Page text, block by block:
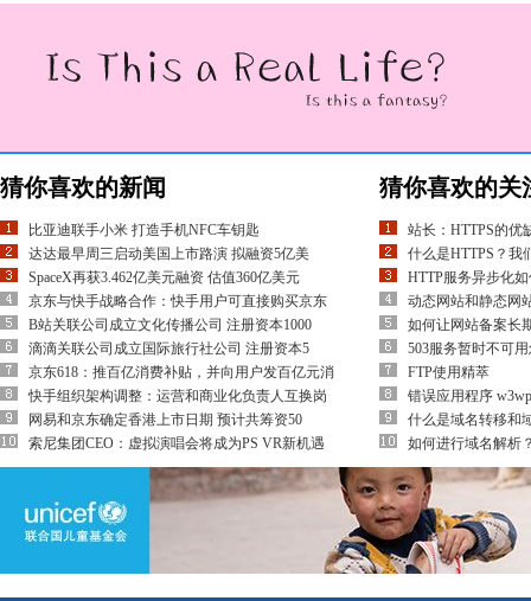
猜你喜欢的新闻
比亚迪联手小米 打造手机NFC车钥匙
达达最早周三启动美国上市路演 拟融资5亿美
SpaceX再获3.462亿美元融资 估值360亿美元
京东与快手战略合作：快手用户可直接购买京东
B站关联公司成立文化传播公司 注册资本1000
滴滴关联公司成立国际旅行社公司 注册资本5
京东618：推百亿消费补贴，并向用户发百亿元消
快手组织架构调整：运营和商业化负责人互换岗
网易和京东确定香港上市日期 预计共筹资50
索尼集团CEO：虚拟演唱会将成为PS VR新机遇
猜你喜欢的关
站长：HTTPS的优
什么是HTTPS？我
HTTP服务异步化
动态网站和静态网
如何让网站备案长
503服务暂时不可
FTP使用精萃
错误应用程序
什么是域名转移和
如何进行域名解析